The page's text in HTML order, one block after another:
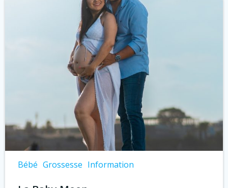
Bébé Grossesse Information